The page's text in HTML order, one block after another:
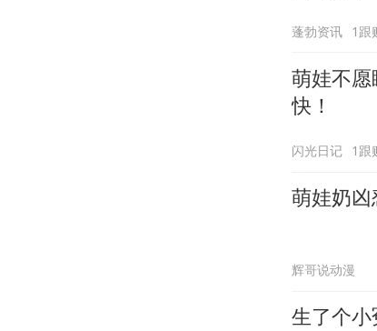
蓬勃资讯 1跟
萌娃不
快！
闪光日记 1跟
萌娃奶
辉哥说动漫
生了个